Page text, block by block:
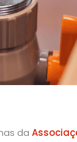
da